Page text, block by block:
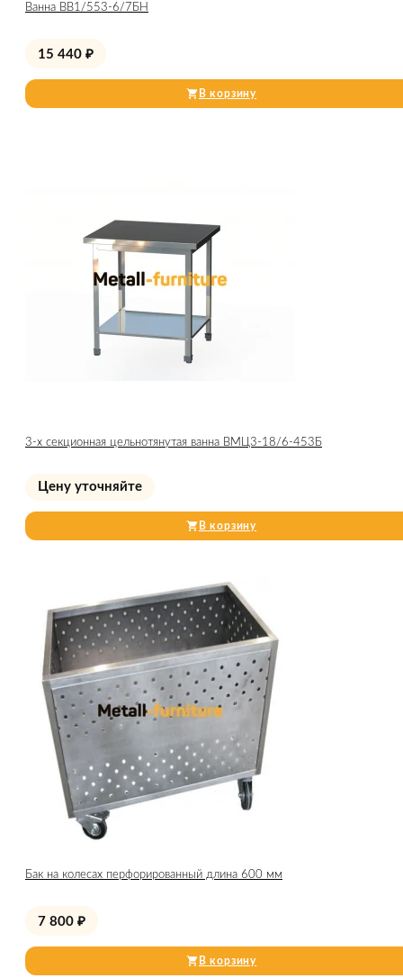
Ванна ВВ1/553-6/7БН
15 440 ₽
В корзину
3-х секционная цельнотянутая ванна ВМЦ3-18/6-453Б
Цену уточняйте
В корзину
Бак на колесах перфорированный длина 600 мм
7 800 ₽
В корзину